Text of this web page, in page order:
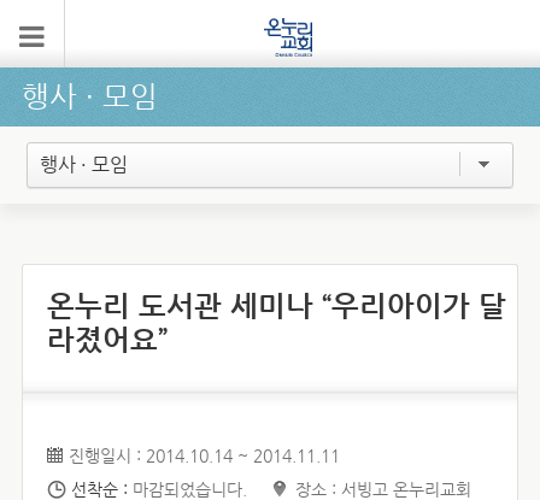
행사 ∙ 모임
행사 · 모임
온누리 도서관 세미나 “우리아이가 달
라졌어요”
진행일시 : 2014.10.14 ~ 2014.11.11
선착순 : 마감되었습니다. 장소 : 서빙고 온누리교회